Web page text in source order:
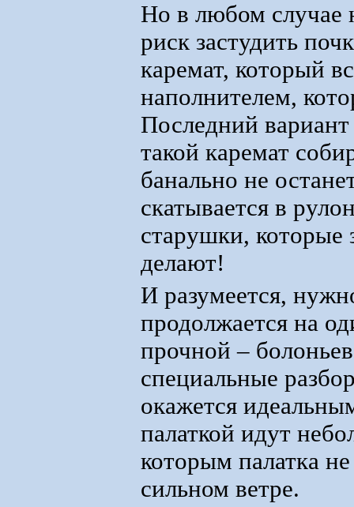
Но в любом случае
риск застудить
каремат, который
наполнителем,
Последний
такой каремат
банально не
скатывается в
старушки, которые
делают!
И разумеется,
продолжается на
прочной –
специальные
окажется
палаткой идут
которым палатка
сильном ветре.